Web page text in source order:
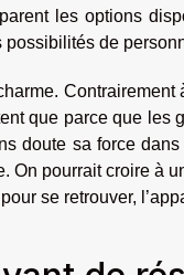
les options
de
que parce que
doute sa force
On pourrait croire à
se retrouver,